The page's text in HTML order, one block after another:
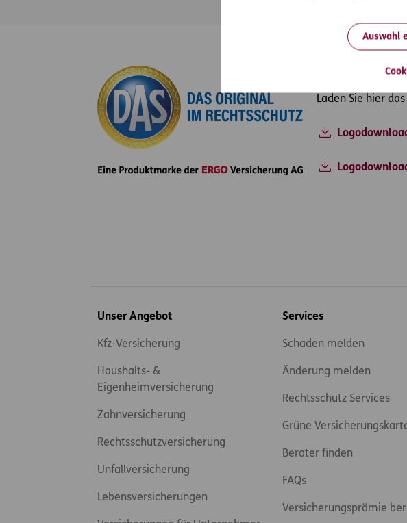
Auswahl
Logo der
Laden Sie hier
Inhaltsübersicht
Unser Angebot
Kfz-Versicherung
Haushalts- &
Eigenheimversicherung
Zahnversicherung
Rechtsschutzversicherung
Unfallversicherung
Lebensversicherungen
Services
Schaden melden
Änderung melden
Rechtsschutz Services
Grüne
Berater finden
FAQs
Versicherungsprämie